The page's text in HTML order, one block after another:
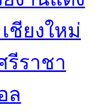
ชียงใหม่
ราชา
ล